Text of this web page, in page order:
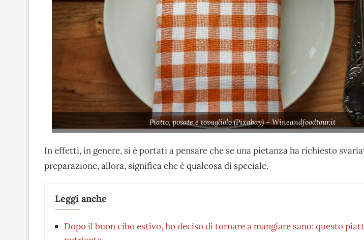
Piatto, posate e tovagliolo (Pixabay) – Wineandfoodtour.it
In effetti, in genere, si è portati a pensare che se una pietanza ha richiesto
preparazione, allora, significa che è qualcosa di speciale.
Leggi anche
Dopo il buon cibo estivo, ho deciso di tornare a mangiare sano: questo